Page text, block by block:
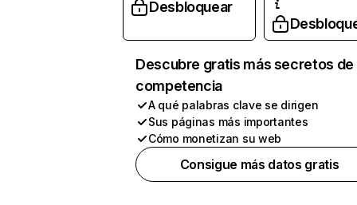
Desbloquear
Descubre gratis más secretos de
competencia
A qué palabras clave se dirigen
Sus páginas más importantes
Cómo monetizan su web
Consigue más datos gratis